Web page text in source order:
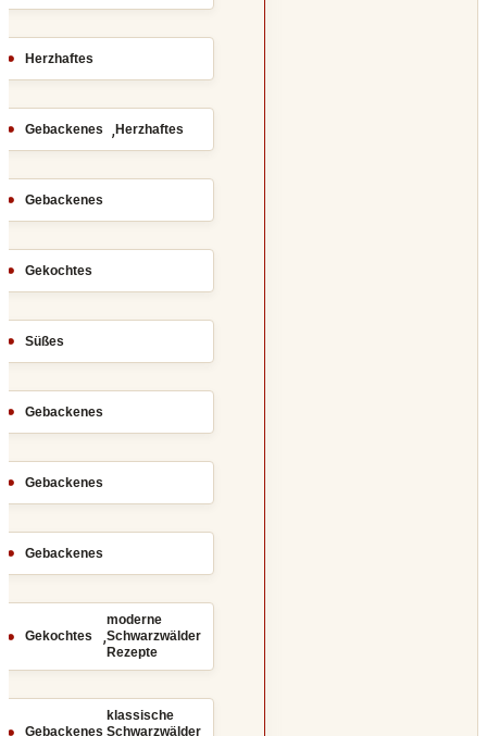
Herzhaftes
Gebackenes ,Herzhaftes
Gebackenes
Gekochtes
Süßes
Gebackenes
Gebackenes
Gebackenes
Gekochtes ,
moderne
Schwarzwälder
Rezepte
Gebackenes
klassische
Schwarzwälder